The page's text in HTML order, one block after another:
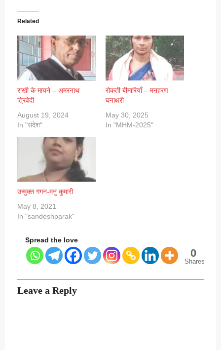
Related
राखी के मायने – अमरनाथ
त्रिवेदी
August 19, 2024
In "संदेश"
रोकती बीमारियाँ – मनहरण
घनाक्षरी
May 30, 2025
In "MHM-2025"
उन्मुक्त गगन-मनु कुमारी
May 8, 2021
In "sandeshparak"
Spread the love
0
Shares
Leave a Reply